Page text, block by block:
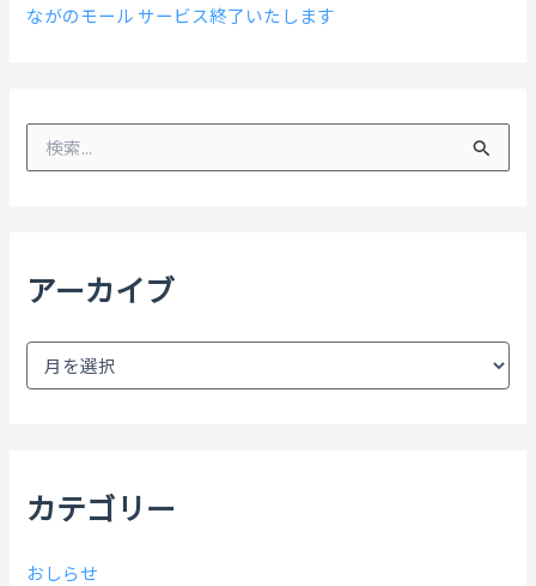
ながのモール サービス終了いたします
検
アーカイブ
ア
カテゴリー
おしらせ